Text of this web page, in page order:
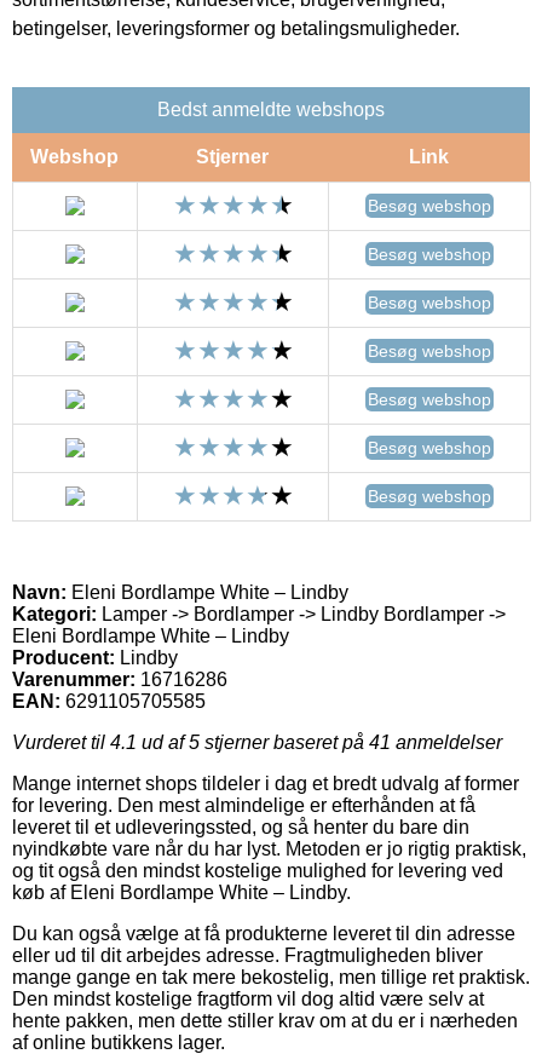
betingelser, leveringsformer og betalingsmuligheder.
Bedst anmeldte webshops
Webshop Stjerner Link
Besøg webshop
Besøg webshop
Besøg webshop
Besøg webshop
Besøg webshop
Besøg webshop
Besøg webshop
Navn: Eleni Bordlampe White – Lindby
Kategori: Lamper -> Bordlamper -> Lindby Bordlamper ->
Eleni Bordlampe White – Lindby
Producent: Lindby
Varenummer: 16716286
EAN: 6291105705585
Vurderet til 4.1 ud af 5 stjerner baseret på 41 anmeldelser
Mange internet shops tildeler i dag et bredt udvalg af former
for levering. Den mest almindelige er efterhånden at få
leveret til et udleveringssted, og så henter du bare din
nyindkøbte vare når du har lyst. Metoden er jo rigtig praktisk,
og tit også den mindst kostelige mulighed for levering ved
køb af Eleni Bordlampe White – Lindby.
Du kan også vælge at få produkterne leveret til din adresse
eller ud til dit arbejdes adresse. Fragtmuligheden bliver
mange gange en tak mere bekostelig, men tillige ret praktisk.
Den mindst kostelige fragtform vil dog altid være selv at
hente pakken, men dette stiller krav om at du er i nærheden
af online butikkens lager.